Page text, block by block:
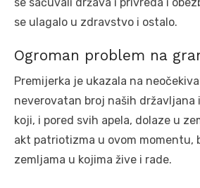
se ulagalo u zdravstvo i ostalo.
Ogroman problem na
Premijerka je ukazala na
neverovatan broj naših državljana
koji, i pored svih apela, dolaze u
akt patriotizma u ovom momentu,
zemljama u kojima žive i rade.